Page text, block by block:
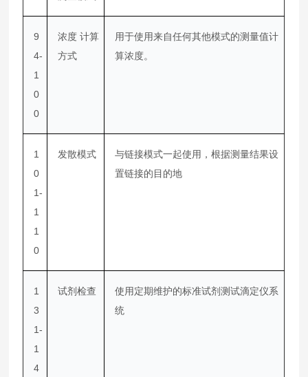
9
4-
1
0
0
浓度 计算
方式
用于使用来自任何其他模式的测量值计
算浓度。
1
0
1-
1
1
0
发散模式
与链接模式一起使用，根据测量结果设
置链接的目的地
1
3
1-
1
4
试剂检查
使用定期维护的标准试剂测试滴定仪系
统